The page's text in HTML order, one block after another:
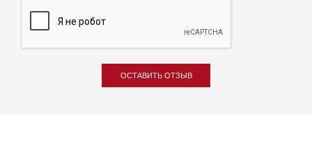
ОСТАВИТЬ ОТЗЫВ